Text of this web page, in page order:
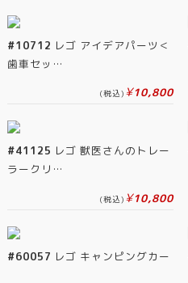
#10712 レゴ アイデアパーツ＜
歯車セッ…
(税込) ¥10,800
#41125 レゴ 獣医さんのトレー
ラークリ…
(税込) ¥10,800
#60057 レゴ キャンピングカー